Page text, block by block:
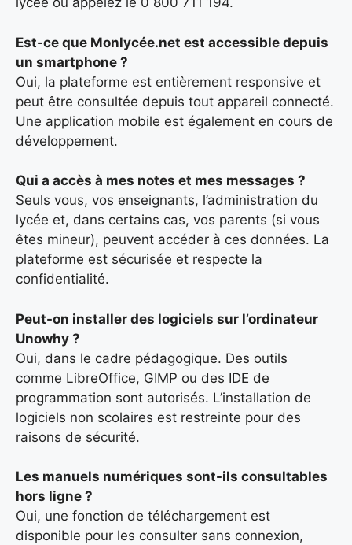
Est-ce que Monlycée.net est accessible depuis
un smartphone ?
Oui, la plateforme est entièrement responsive et
peut être consultée depuis tout appareil connecté.
Une application mobile est également en cours de
développement.
Qui a accès à mes notes et mes messages ?
Seuls vous, vos enseignants, l’administration du
lycée et, dans certains cas, vos parents (si vous
êtes mineur), peuvent accéder à ces données. La
plateforme est sécurisée et respecte la
confidentialité.
Peut-on installer des logiciels sur l’ordinateur
Unowhy ?
Oui, dans le cadre pédagogique. Des outils
comme LibreOffice, GIMP ou des IDE de
programmation sont autorisés. L’installation de
logiciels non scolaires est restreinte pour des
raisons de sécurité.
Les manuels numériques sont-ils consultables
hors ligne ?
Oui, une fonction de téléchargement est
disponible pour les consulter sans connexion,